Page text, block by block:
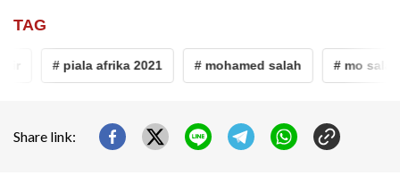
TAG
# piala afrika 2021 # mohamed salah # mo salah
Share link: